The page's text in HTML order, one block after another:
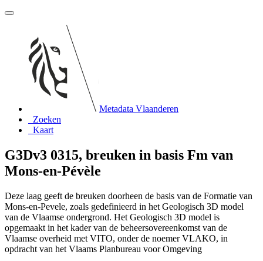
Metadata Vlaanderen
Zoeken
Kaart
G3Dv3 0315, breuken in basis Fm van
Mons-en-Pévèle
Deze laag geeft de breuken doorheen de basis van de Formatie van
Mons-en-Pevele, zoals gedefinieerd in het Geologisch 3D model
van de Vlaamse ondergrond. Het Geologisch 3D model is
opgemaakt in het kader van de beheersovereenkomst van de
Vlaamse overheid met VITO, onder de noemer VLAKO, in
opdracht van het Vlaams Planbureau voor Omgeving